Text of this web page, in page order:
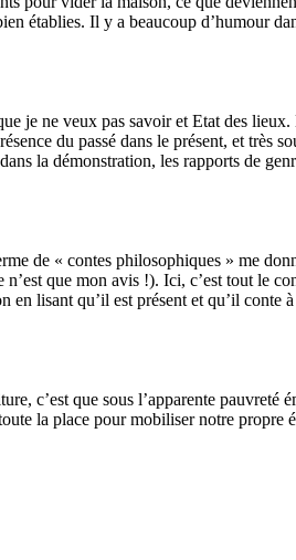
établies. Il y a beaucoup d’humour
je ne veux pas savoir et Etat des lieux.
du passé dans le présent, et très
la démonstration, les rapports de
de « contes philosophiques » me
que mon avis !). Ici, c’est tout le
en lisant qu’il est présent et qu’il conte
c’est que sous l’apparente pauvreté
la place pour mobiliser notre propre